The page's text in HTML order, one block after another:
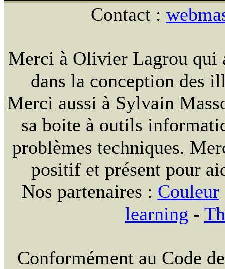
Contact :
Merci à Olivier Lagrou qui
dans la conception des
Merci aussi à Sylvain
sa boite à outils
problèmes techniques.
positif et présent pour
Nos partenaires : Couleur
learning -
Conformément au Code